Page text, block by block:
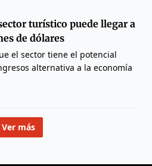
turístico puede llegar a
de dólares
el sector tiene el potencial
alternativa a la economía
Ver más